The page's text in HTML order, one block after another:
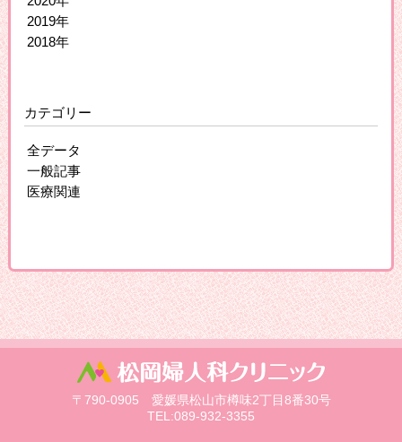
2019年
2018年
カテゴリー
全データ
一般記事
医療関連
〒790-0905 愛媛県松山市樽味2丁目8番30号
TEL:089-932-3355